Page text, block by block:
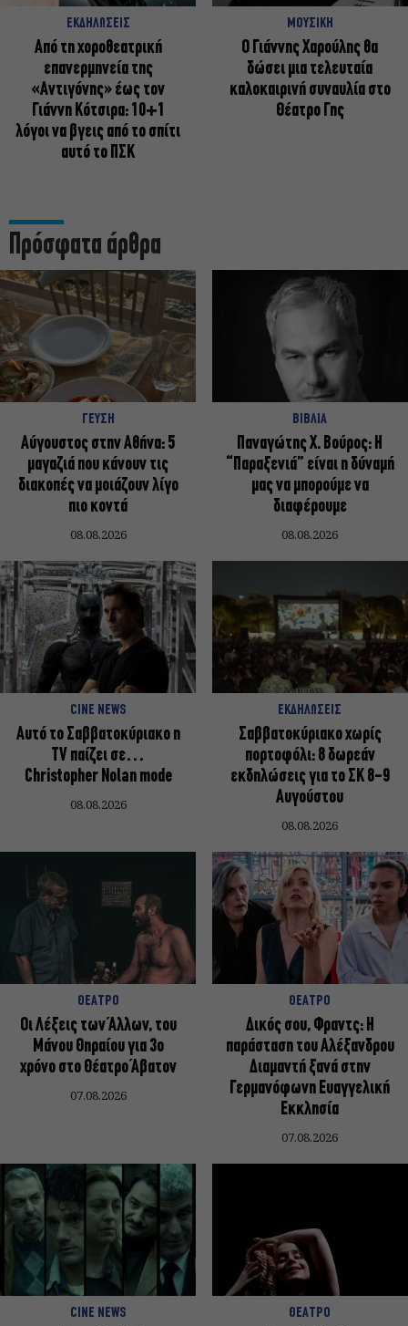
ΕΚΔΗΛΩΣΕΙΣ
Από τη χοροθεατρική
επανερμηνεία της
«Αντιγόνης» έως τον
Γιάννη Κότσιρα: 10+1
λόγοι να βγεις από το σπίτι
αυτό το ΠΣΚ
ΜΟΥΣΙΚΗ
Ο Γιάννης Χαρούλης θα
δώσει μια τελευταία
καλοκαιρινή συναυλία στο
Θέατρο Γης
Πρόσφατα άρθρα
ΓΕΥΣΗ
Αύγουστος στην Αθήνα: 5
μαγαζιά που κάνουν τις
διακοπές να μοιάζουν λίγο
πιο κοντά
08.08.2026
ΒΙΒΛΙΑ
Παναγώτης Χ. Βούρος: Η
“Παραξενιά” είναι η δύναμή
μας να μπορούμε να
διαφέρουμε
08.08.2026
CINE NEWS
Αυτό το Σαββατοκύριακο η
TV παίζει σε…
Christopher Nolan mode
08.08.2026
ΕΚΔΗΛΩΣΕΙΣ
Σαββατοκύριακο χωρίς
πορτοφόλι: 8 δωρεάν
εκδηλώσεις για το ΣΚ 8-9
Αυγούστου
08.08.2026
ΘΕΑΤΡΟ
Οι Λέξεις των Άλλων, του
Μάνου Θηραίου για 3ο
χρόνο στο Θέατρο Άβατον
07.08.2026
ΘΕΑΤΡΟ
Δικός σου, Φραντς: Η
παράσταση του Αλέξανδρου
Διαμαντή ξανά στην
Γερμανόφωνη Ευαγγελική
Εκκλησία
07.08.2026
CINE NEWS ΘΕΑΤΡΟ